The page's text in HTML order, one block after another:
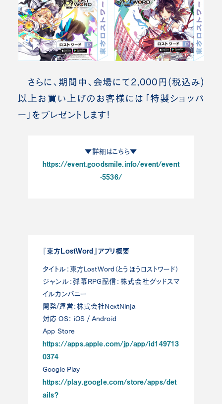
さらに、期間中、会場にて2,000円(税込み)
以上お買い上げのお客様には「特製ショッパ
ー」をプレゼントします！
▼詳細はこちら▼
https://event.goodsmile.info/event/event
-5536/
『東方LostWord』アプリ概要
タイトル：東方LostWord（とうほうロストワード）
ジャンル：弾幕RPG配信：株式会社グッドスマ
イルカンパニー
開発/運営：株式会社NextNinja
対応 OS： iOS / Android
App Store
https://apps.apple.com/jp/app/id149713
0374
Google Play
https://play.google.com/store/apps/det
ails?